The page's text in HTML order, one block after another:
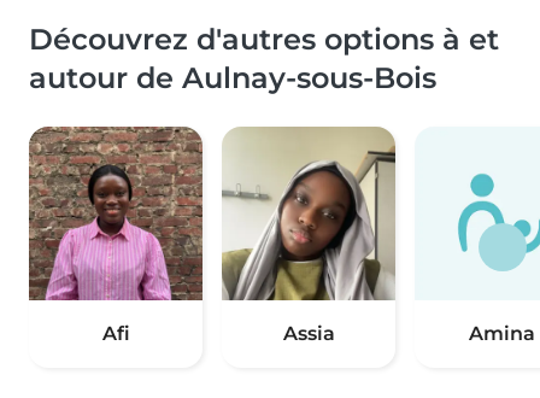
Découvrez d'autres options à et
autour de Aulnay-sous-Bois
Afi Assia Amina